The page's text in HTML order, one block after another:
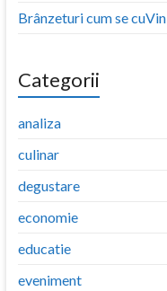
Brânzeturi cum se cuVin
Categorii
analiza
culinar
degustare
economie
educatie
eveniment